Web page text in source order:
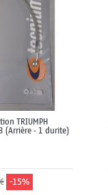
TRIUMPH
(Arrière - 1 durite)
-15%